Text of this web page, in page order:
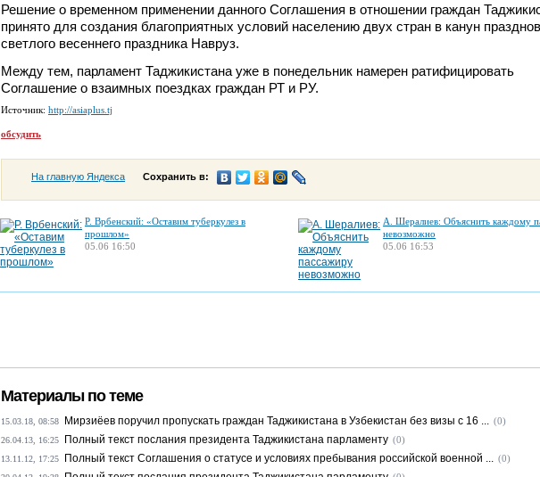
Решение о временном применении данного Соглашения в отношении граждан
принято для создания благоприятных условий населению двух стран в канун
светлого весеннего праздника Навруз.
Между тем, парламент Таджикистана уже в понедельник намерен ратифицировать
Соглашение о взаимных поездках граждан РТ и РУ.
Источник: http://asiaplus.tj
обсудить
На главную Яндекса Сохранить в:
Р. Врбенский: «Оставим туберкулез в
прошлом»
05.06 16:50
А. Шералиев: Объяснить каждому
невозможно
05.06 16:53
Материалы по теме
15.03.18, 08:58 Мирзиёев поручил пропускать граждан Таджикистана в Узбекистан без визы с 16 ... (0)
26.04.13, 16:25 Полный текст послания президента Таджикистана парламенту (0)
13.11.12, 17:25 Полный текст Соглашения о статусе и условиях пребывания российской военной ... (0)